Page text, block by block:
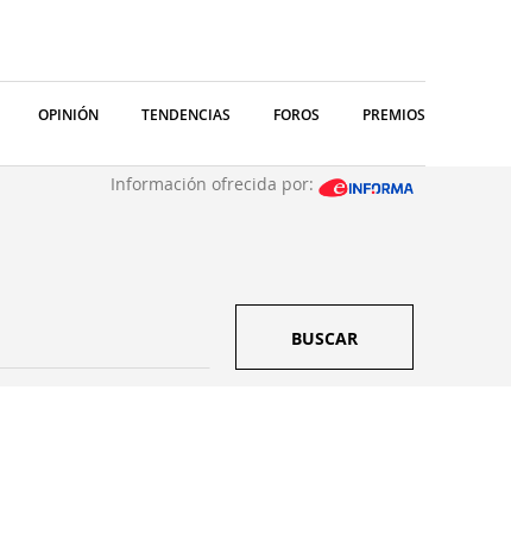
OPINIÓN TENDENCIAS FOROS PREMIOS
Información ofrecida por:
BUSCAR